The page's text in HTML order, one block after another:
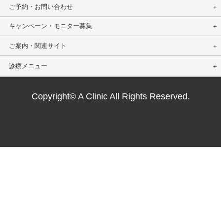
ご予約・お問い合わせ
キャンペーン・モニター募集
ご案内・関連サイト
診療メニュー
Copyright© A Clinic All Rights Reserved.